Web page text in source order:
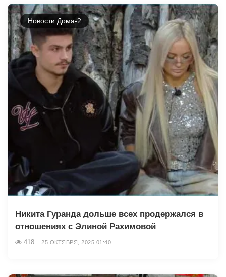
Новости Дома-2
Никита Гуранда дольше всех продержался в
отношениях с Элиной Рахимовой
418 25 ОКТЯБРЯ, 2025 01:40